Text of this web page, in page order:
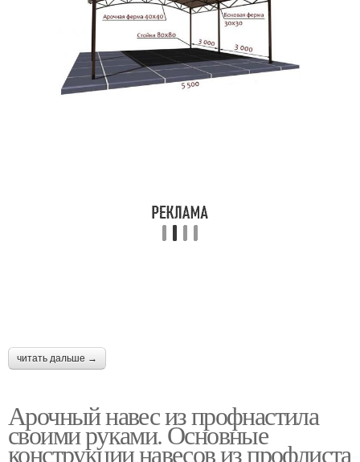
читать дальше →
Арочный навес из профнастила
своими руками. Основные
конструкции навесов из профлиста